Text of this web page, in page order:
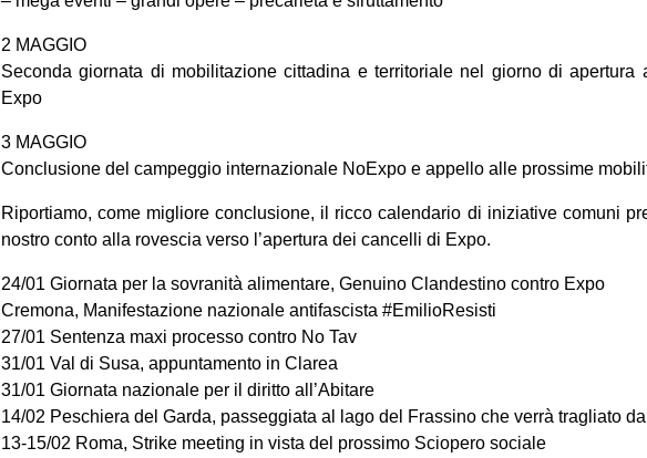
2 MAGGIO
Seconda giornata di mobilitazione cittadina e territoriale nel giorno di
Expo
3 MAGGIO
Conclusione del campeggio internazionale NoExpo e appello alle prossime
Riportiamo, come migliore conclusione, il ricco calendario di iniziative comuni
nostro conto alla rovescia verso l’apertura dei cancelli di Expo.
24/01 Giornata per la sovranità alimentare, Genuino Clandestino contro Expo
Cremona, Manifestazione nazionale antifascista #EmilioResisti
27/01 Sentenza maxi processo contro No Tav
31/01 Val di Susa, appuntamento in Clarea
31/01 Giornata nazionale per il diritto all’Abitare
14/02 Peschiera del Garda, passeggiata al lago del Frassino che verrà tragliato
13-15/02 Roma, Strike meeting in vista del prossimo Sciopero sociale